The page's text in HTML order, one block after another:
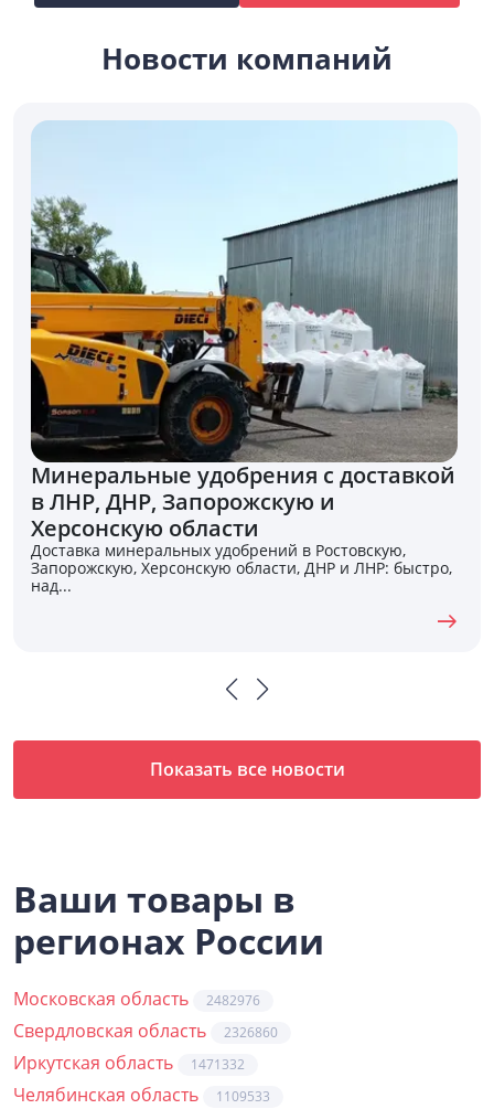
Новости компаний
Минеральные удобрения с доставкой
в ЛНР, ДНР, Запорожскую и
Херсонскую области
Доставка минеральных удобрений в Ростовскую,
Запорожскую, Херсонскую области, ДНР и ЛНР: быстро,
над...
Показать все новости
Ваши товары в
регионах России
Московская область 2482976
Свердловская область 2326860
Иркутская область 1471332
Челябинская область 1109533